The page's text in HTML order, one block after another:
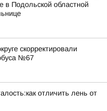
в Подольской областной
скорректировали
№67
отличить лень от